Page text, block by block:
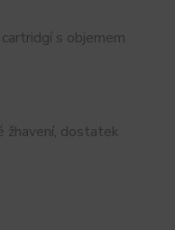
s objemem
žhavení, dostatek